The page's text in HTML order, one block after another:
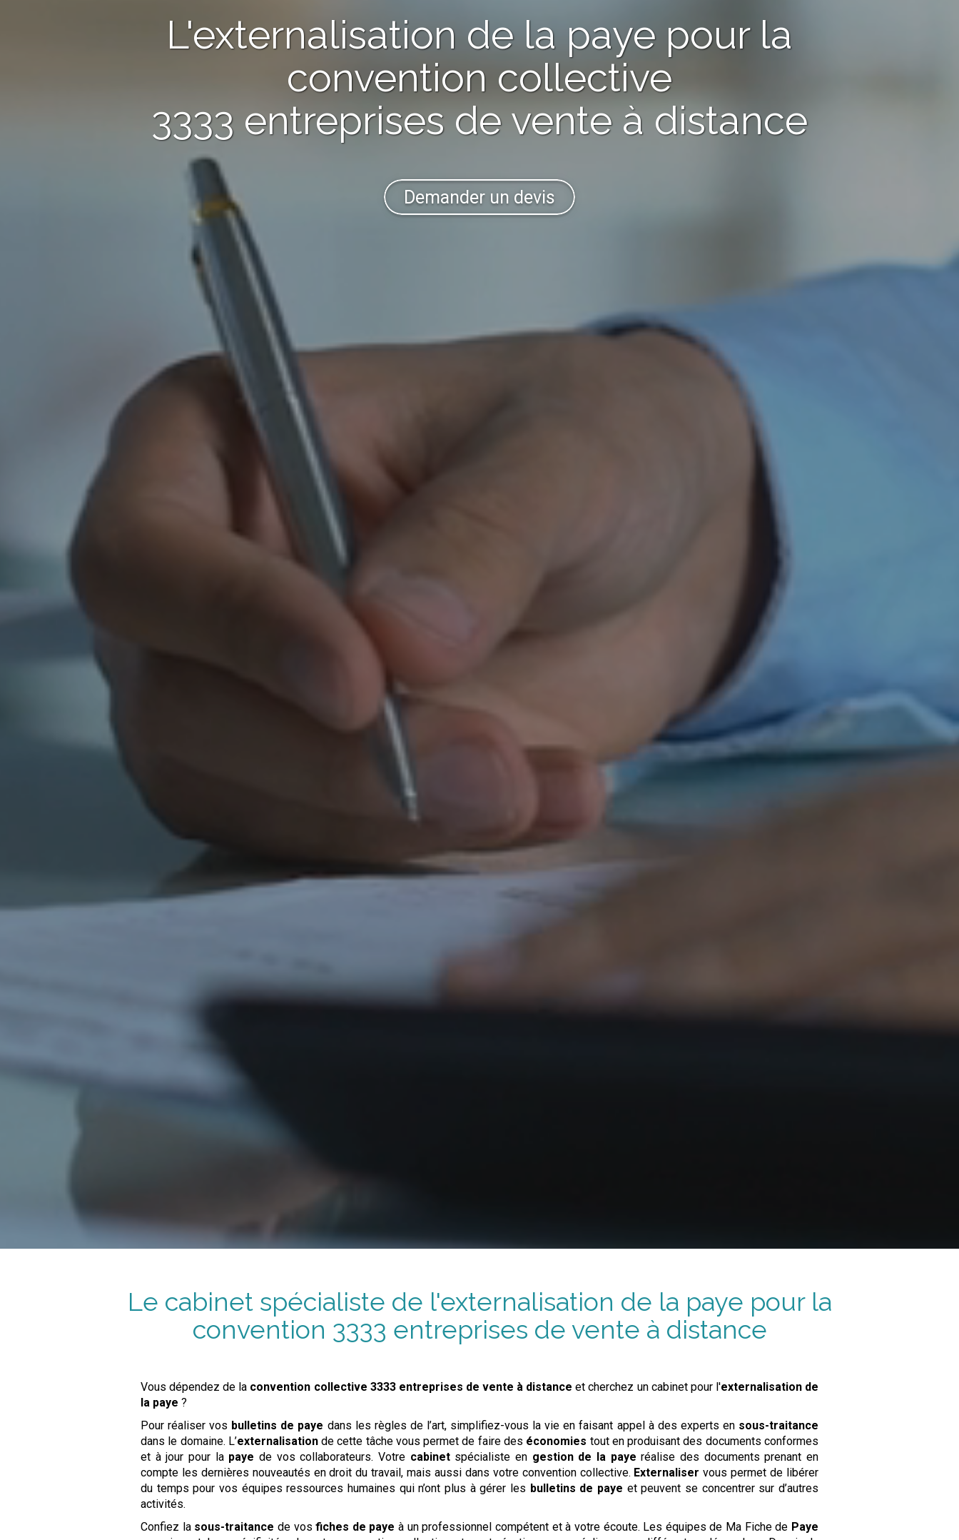
L'externalisation de la paye pour la
convention collective
3333 entreprises de vente à distance
Demander un devis
Le cabinet spécialiste de l'externalisation de la paye pour la
convention 3333 entreprises de vente à distance
Vous dépendez de la convention collective 3333 entreprises de vente à distance et cherchez un cabinet pour l'externalisation de
la paye ?
Pour réaliser vos bulletins de paye dans les règles de l’art, simplifiez-vous la vie en faisant appel à des experts en sous-traitance
dans le domaine. L’externalisationde cette tâche vous permet de faire des économies tout en produisant des documents conformes
et à jour pour la paye de vos collaborateurs. Votre cabinetspécialiste en gestion de la paye réalise des documents prenant en
compte les dernières nouveautés en droit du travail, mais aussi dans votre convention collective. Externaliser vous permet de libérer
du temps pour vos équipes ressources humaines qui n’ont plus à gérer les bulletins de paye et peuvent se concentrer sur d’autres
activités.
Confiez la sous-traitance de vosfiches de paye à un professionnel compétent et à votre écoute. Les équipes de Ma Fiche de Paye